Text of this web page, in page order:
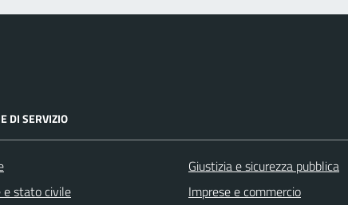
DI SERVIZIO
e stato civile
Giustizia e sicurezza pubblica
Imprese e commercio